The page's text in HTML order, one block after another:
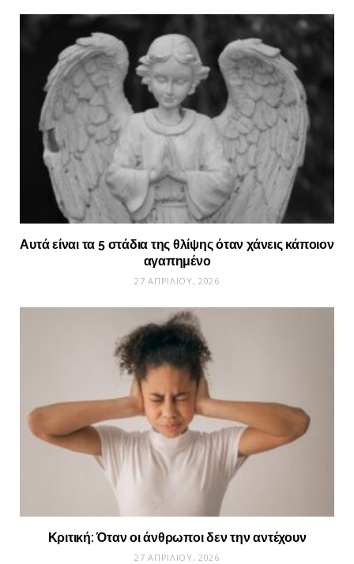
Αυτά είναι τα 5 στάδια της θλίψης όταν χάνεις κάποιον
αγαπημένο
27 ΑΠΡΙΛΊΟΥ, 2026
Κριτική: Όταν οι άνθρωποι δεν την αντέχουν
27 ΑΠΡΙΛΊΟΥ, 2026